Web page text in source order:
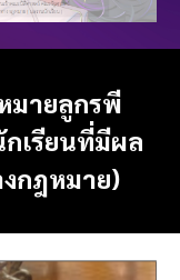
มายลูกรพี
กเรียนที่มีผล
กฎหมาย)